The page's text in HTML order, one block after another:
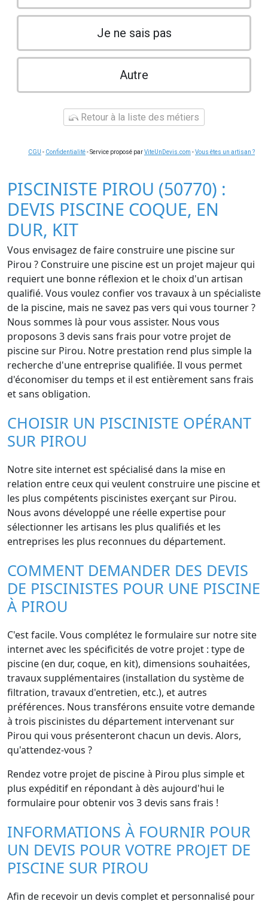
Je ne sais pas
Autre
Retour à la liste des métiers
CGU - Confidentialité- Service proposé parViteUnDevis.com -Vous êtes un artisan ?
PISCINISTE PIROU (50770) :
DEVIS PISCINE COQUE, EN
DUR, KIT
Vous envisagez de faire construire une piscine sur
Pirou ? Construire une piscine est un projet majeur qui
requiert une bonne réflexion et le choix d'un artisan
qualifié. Vous voulez confier vos travaux à un spécialiste
de la piscine, mais ne savez pas vers qui vous tourner ?
Nous sommes là pour vous assister. Nous vous
proposons 3 devis sans frais pour votre projet de
piscine sur Pirou. Notre prestation rend plus simple la
recherche d'une entreprise qualifiée. Il vous permet
d'économiser du temps et il est entièrement sans frais
et sans obligation.
CHOISIR UN PISCINISTE OPÉRANT
SUR PIROU
Notre site internet est spécialisé dans la mise en
relation entre ceux qui veulent construire une piscine et
les plus compétents piscinistes exerçant sur Pirou.
Nous avons développé une réelle expertise pour
sélectionner les artisans les plus qualifiés et les
entreprises les plus reconnues du département.
COMMENT DEMANDER DES DEVIS
DE PISCINISTES POUR UNE PISCINE
À PIROU
C'est facile. Vous complétez le formulaire sur notre site
internet avec les spécificités de votre projet : type de
piscine (en dur, coque, en kit), dimensions souhaitées,
travaux supplémentaires (installation du système de
filtration, travaux d'entretien, etc.), et autres
préférences. Nous transférons ensuite votre demande
à trois piscinistes du département intervenant sur
Pirou qui vous présenteront chacun un devis. Alors,
qu'attendez-vous ?
Rendez votre projet de piscine à Pirou plus simple et
plus expéditif en répondant à dès aujourd'hui le
formulaire pour obtenir vos 3 devis sans frais !
INFORMATIONS À FOURNIR POUR
UN DEVIS POUR VOTRE PROJET DE
PISCINE SUR PIROU
Afin de recevoir un devis complet et personnalisé pour